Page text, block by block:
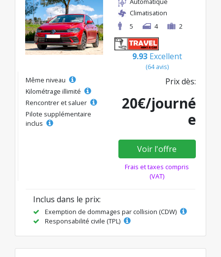
Climatisation
5
4 2
9.93 Excellent
(64 avis)
Même niveau
Kilométrage illimité
Rencontrer et saluer
Pilote supplémentaire
inclus
Prix dès:
20€/journé
e
Voir l'offre
Frais et taxes compris
(VAT)
Inclus dans le prix:
Exemption de dommages par collision (CDW)
Responsabilité civile (TPL)